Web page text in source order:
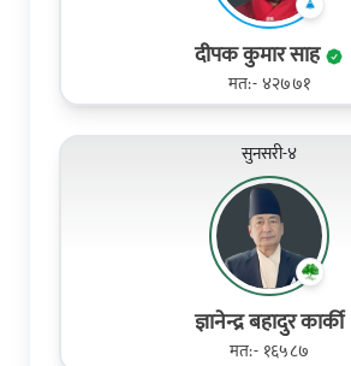
दीपक कुमार साह
मत:- ४२७७१
सुनसरी-४
ज्ञानेन्द्र बहादुर कार्की
मत:- १६५८७